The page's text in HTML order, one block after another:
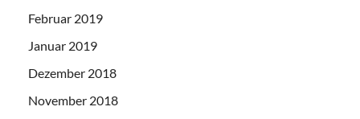
Februar 2019
Januar 2019
Dezember 2018
November 2018